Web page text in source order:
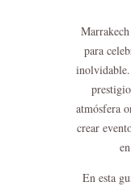
para
atmósfera
crear
En esta